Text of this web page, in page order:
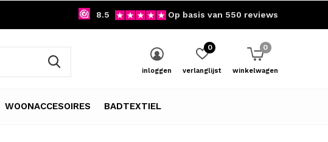
WOONACCESOIRES BADTEXTIEL
inloggen verlanglijst
0
winkelwagen
0
8.5 Op basis van 550 reviews